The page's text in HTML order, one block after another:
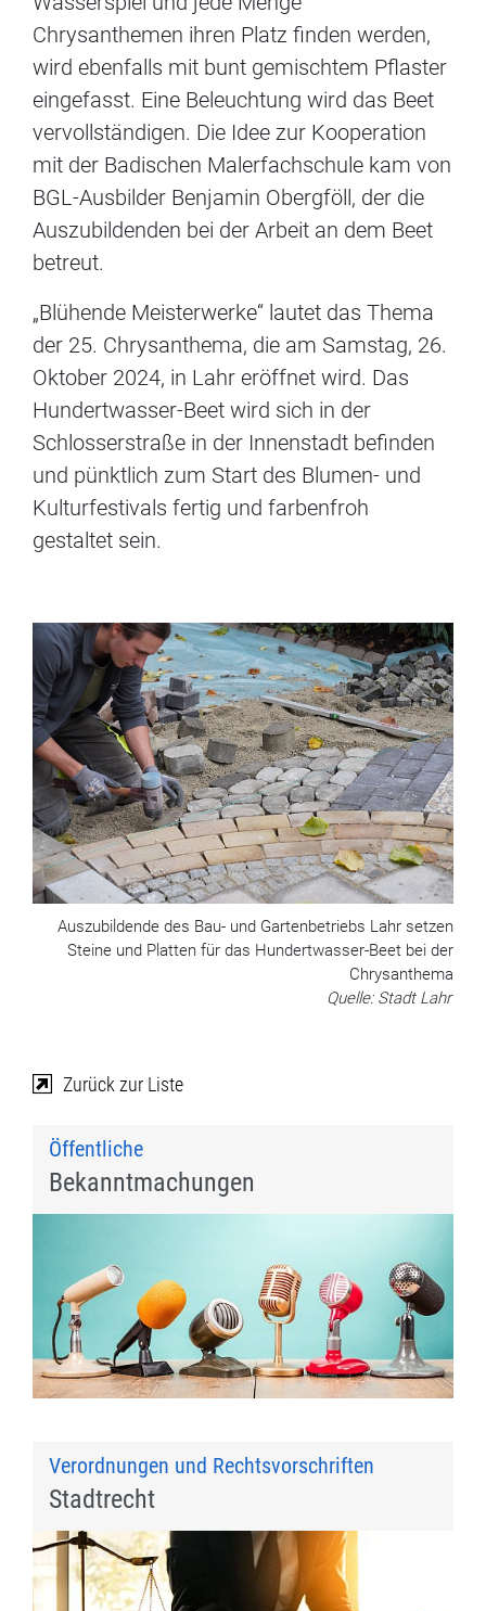
Chrysanthemen ihren Platz finden werden,
wird ebenfalls mit bunt gemischtem Pflaster
eingefasst. Eine Beleuchtung wird das Beet
vervollständigen. Die Idee zur Kooperation
mit der Badischen Malerfachschule kam von
BGL-Ausbilder Benjamin Obergföll, der die
Auszubildenden bei der Arbeit an dem Beet
betreut.
„Blühende Meisterwerke“ lautet das Thema
der 25. Chrysanthema, die am Samstag, 26.
Oktober 2024, in Lahr eröffnet wird. Das
Hundertwasser-Beet wird sich in der
Schlosserstraße in der Innenstadt befinden
und pünktlich zum Start des Blumen- und
Kulturfestivals fertig und farbenfroh
gestaltet sein.
Auszubildende des Bau- und Gartenbetriebs Lahr setzen
Steine und Platten für das Hundertwasser-Beet bei der
Chrysanthema
Quelle: Stadt Lahr
Zurück zur Liste
Öffentliche
Bekanntmachungen
Verordnungen und Rechtsvorschriften
Stadtrecht